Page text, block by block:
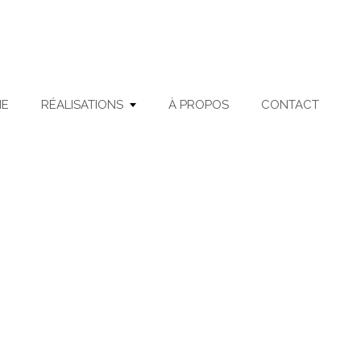
RÉALISATIONS À PROPOS CONTACT